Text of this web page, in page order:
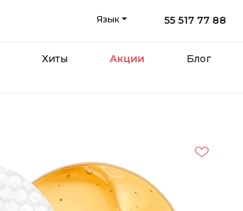
Язык 55 517 77 88
Хиты Акции Блог